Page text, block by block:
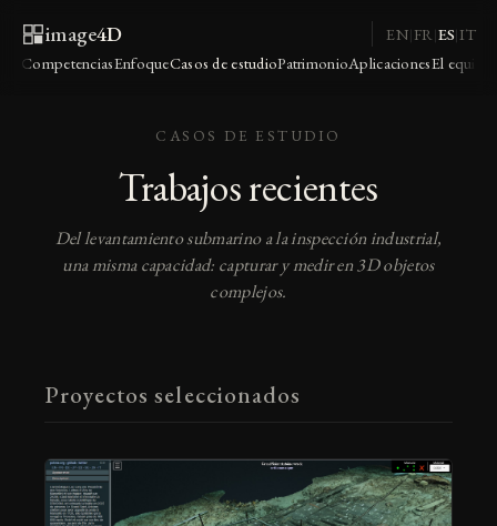
image4D
CompetenciasEnfoqueCasos de estudioPatrimonioAplicacionesEl equipo
EN|FR|ES|IT
CASOS DE ESTUDIO
Trabajos recientes
Del levantamiento submarino a la inspección industrial,
una misma capacidad: capturar y medir en 3D objetos
complejos.
Proyectos seleccionados